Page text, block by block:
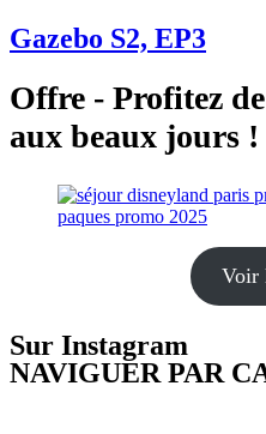
Gazebo S2, EP3
Offre - Profitez
aux beaux jours !
Voir
Sur Instagram
NAVIGUER PAR